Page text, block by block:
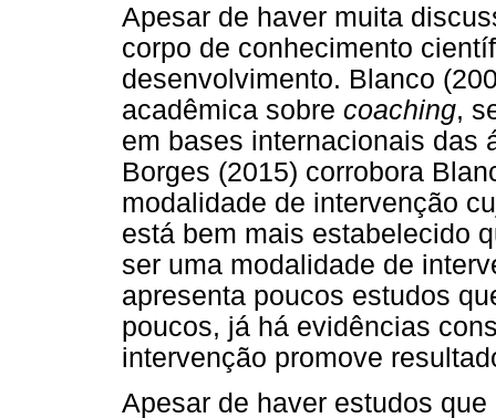
Apesar de haver muita
corpo de conhecimento
desenvolvimento. Blanco
acadêmica sobre coaching,
em bases internacionais das
Borges (2015) corrobora
modalidade de intervenção
está bem mais estabelecido
ser uma modalidade de
apresenta poucos estudos
poucos, já há evidências
intervenção promove
Apesar de haver estudos